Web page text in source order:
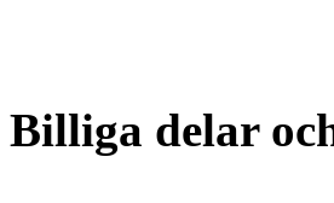
Billiga delar